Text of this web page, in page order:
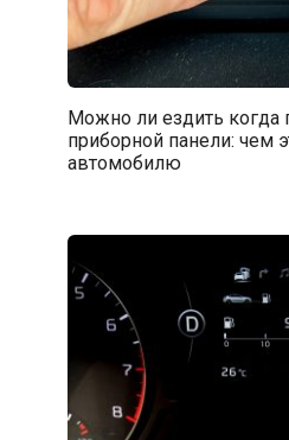
Можно ли ездить когда
приборной панели: чем
автомобилю